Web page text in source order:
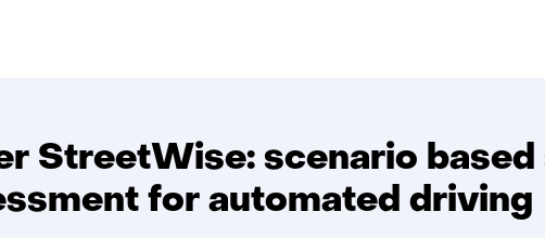
StreetWise: scenario
for automated driving